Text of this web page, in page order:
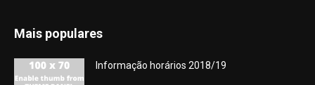
Mais populares
Informação horários 2018/19